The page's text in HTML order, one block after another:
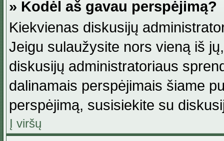
» Kodėl aš gavau perspėjimą?
Kiekvienas diskusijų
Jeigu sulaužysite nors vieną iš
diskusijų administratoriaus
dalinamais perspėjimais šiame
perspėjimą, susisiekite su
Į viršų